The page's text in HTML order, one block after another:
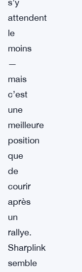
s’y
attendent
le
moins
—
mais
c’est
une
meilleure
position
que
de
courir
après
un
rallye.
Sharplink
semble